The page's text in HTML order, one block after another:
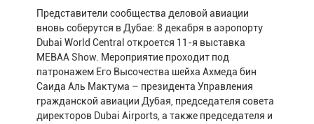
Представители сообщества деловой авиации
вновь соберутся в Дубае: 8 декабря в аэропорту
Dubai World Central откроется 11-я выставка
MEBAA Show. Мероприятие проходит под
патронажем Его Высочества шейха Ахмеда бин
Саида Аль Мактума – президента Управления
гражданской авиации Дубая, председателя совета
директоров Dubai Airports, а также председателя и